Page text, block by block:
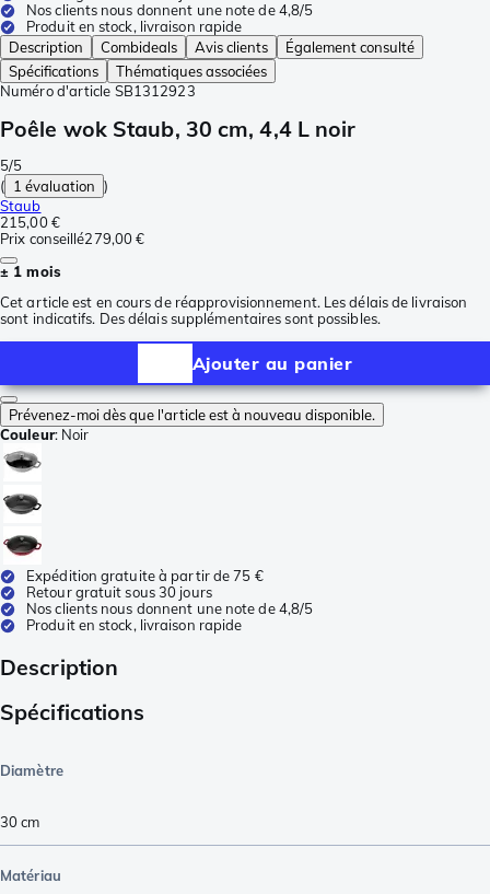
Nos clients nous donnent une note de 4,8/5
Produit en stock, livraison rapide
Description
Combideals Avis clients
Également consulté
Spécifications
Thématiques associées
Numéro d'article SB1312923
Poêle wok Staub, 30 cm, 4,4 L noir
5/5
( 1 évaluation )
Staub
215,00 €
Prix conseillé279,00 €
± 1 mois
Cet article est en cours de réapprovisionnement. Les délais de livraison
sont indicatifs. Des délais supplémentaires sont possibles.
Ajouter au panier
Prévenez-moi dès que l'article est à nouveau disponible.
Couleur: Noir
Expédition gratuite à partir de 75 €
Retour gratuit sous 30 jours
Nos clients nous donnent une note de 4,8/5
Produit en stock, livraison rapide
Description
Spécifications
Diamètre
30 cm
Matériau